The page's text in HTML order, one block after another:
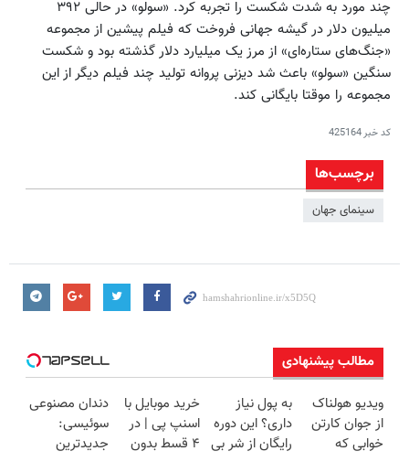
چند مورد به شدت شکست را تجربه کرد. «سولو» در حالی ۳۹۲
میلیون دلار در گیشه جهانی فروخت که فیلم پیشین از مجموعه
«جنگ‌های ستاره‌ای» از مرز یک میلیارد دلار گذشته بود و شکست
سنگین «سولو» باعث شد دیزنی پروانه تولید چند فیلم دیگر از این
مجموعه را موقتا بایگانی کند.
کد خبر425164
برچسب‌ها
سینمای جهان
مطالب پیشنهادی
ویدیو هولناک
از جوان کارتن
خوابی که
به پول نیاز
داری؟ این دوره
رایگان از شر بی
خرید موبایل با
اسنپ پی | در
۴ قسط بدون
دندان مصنوعی
سوئیسی:
جدیدترین